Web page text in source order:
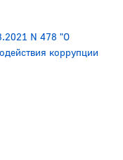
N 478 "О
коррупции